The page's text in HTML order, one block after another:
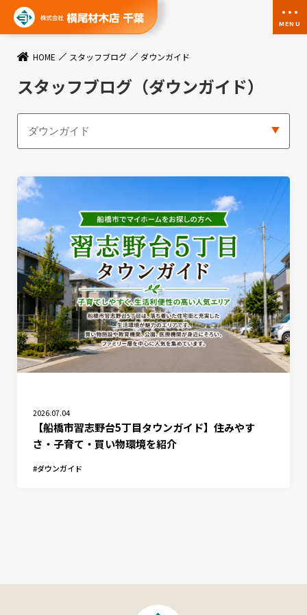
MENU
HOME スタッフブログ ダウンガイド
スタッフブログ （ダウンガイド）
2026.07.04
【船橋市習志野台5丁目タウンガイド】住みやす
さ・子育て・買い物環境を紹介
ダウンガイド